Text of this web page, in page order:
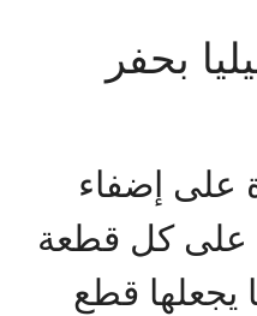
بحفر
على إضفاء
على كل قطعة
يجعلها قطع